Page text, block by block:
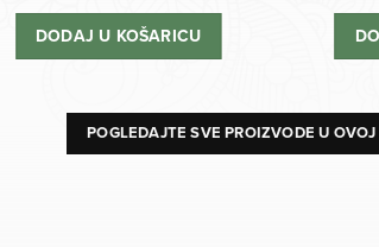
DODAJ U KOŠARICU
POGLEDAJTE SVE PROIZVODE U OVOJ